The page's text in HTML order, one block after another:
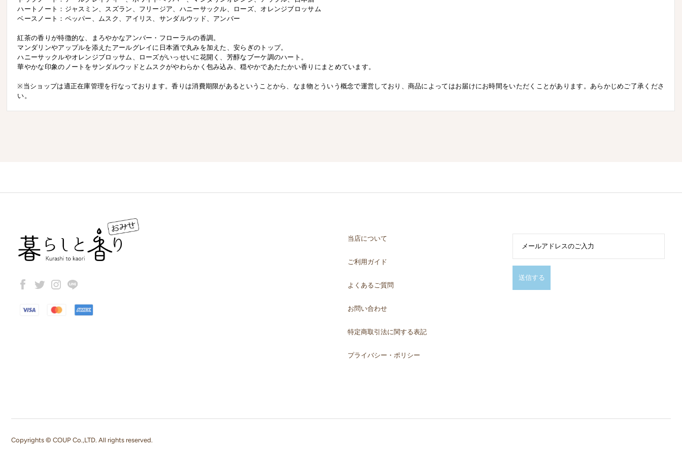
ハートノート：ジャスミン、スズラン、フリージア、ハニーサックル、ローズ、オレンジブロッサム
ベースノート：ペッパー、ムスク、アイリス、サンダルウッド、アンバー
紅茶の香りが特徴的な、まろやかなアンバー・フローラルの香調。
マンダリンやアップルを添えたアールグレイに日本酒で丸みを加えた、安らぎのトップ。
ハニーサックルやオレンジブロッサム、ローズがいっせいに花開く、芳醇なブーケ調のハート。
華やかな印象のノートをサンダルウッドとムスクがやわらかく包み込み、穏やかであたたかい香りにまとめています。
※当ショップは適正在庫管理を行なっております。香りは消費期限があるということから、なま物とういう概念で運営しており、商品によってはお届けにお時間をいただくことがあります。あらかじめご了承くださ
い。
当店について
ご利用ガイド
よくあるご質問
お問い合わせ
特定商取引法に関する表記
プライバシー・ポリシー
Copyrights © COUP Co.,LTD. All rights reserved.